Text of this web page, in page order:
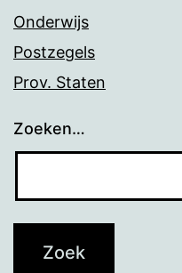
Onderwijs
Postzegels
Prov. Staten
Zoeken…